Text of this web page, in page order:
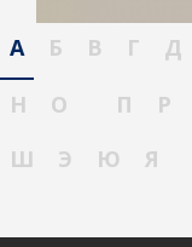
А Б В Г Д
Н
О П Р
Ш
Э Ю Я